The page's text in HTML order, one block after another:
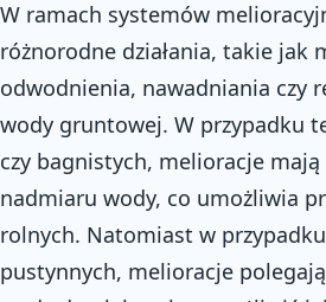
W ramach systemów
różnorodne działania, takie jak
odwodnienia, nawadniania czy
wody gruntowej. W przypadku
czy bagnistych, melioracje
nadmiaru wody, co umożliwia
rolnych. Natomiast w
pustynnych, melioracje